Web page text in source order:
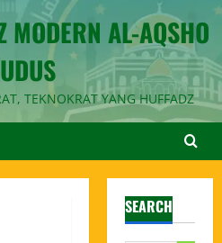
MODERN AL-AQSHO
TEKNOKRAT YANG HUFFADZ
SEARCH